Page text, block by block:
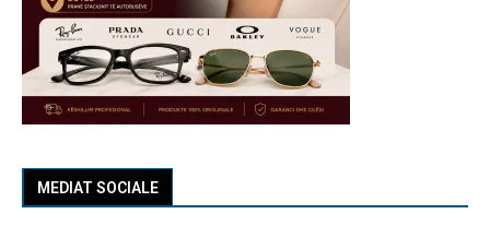
MEDIAT SOCIALE